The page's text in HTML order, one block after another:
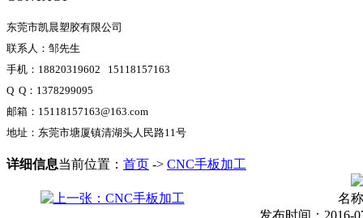
东莞市凯晨塑胶有限公司
联系人：邹先生
手机：18820319602 15118157163
Q Q：1378299095
邮箱：15118157163@163.com
地址：东莞市塘厦镇清湖头人民路11号
详细信息当前位置： 首页 -> CNC手板加工
名
发布时间：2016-